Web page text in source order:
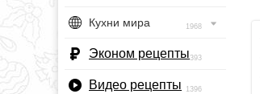
Кухни мира 1968
Эконом рецепты393
Видео рецепты 1396